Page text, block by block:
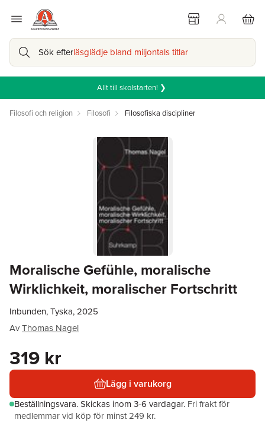
Sök efterläsglädje bland miljontals titlar
Allt till skolstarten! ❯
Filosofi och religion Filosofi Filosofiska discipliner
Moralische Gefühle, moralische
Wirklichkeit, moralischer Fortschritt
Inbunden, Tyska, 2025
AvThomas Nagel
319 kr
Lägg i varukorg
Beställningsvara.Skickas inom 3-6 vardagar. Fri frakt för
medlemmar vid köp för minst 249 kr.